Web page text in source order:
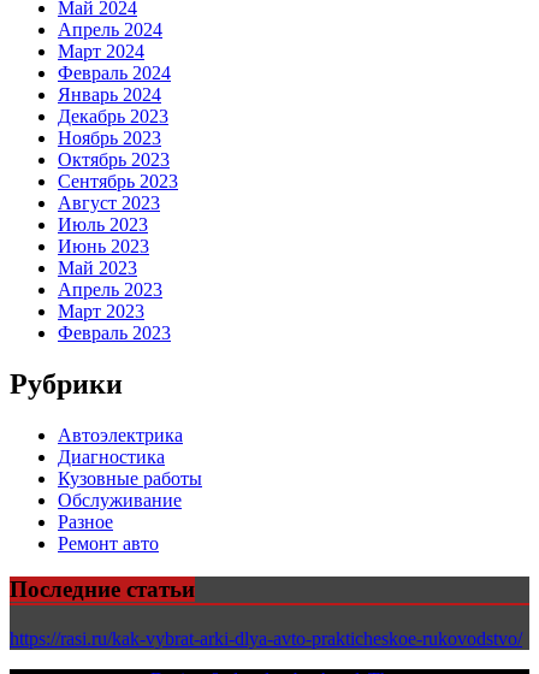
Май 2024
Апрель 2024
Март 2024
Февраль 2024
Январь 2024
Декабрь 2023
Ноябрь 2023
Октябрь 2023
Сентябрь 2023
Август 2023
Июль 2023
Июнь 2023
Май 2023
Апрель 2023
Март 2023
Февраль 2023
Рубрики
Автоэлектрика
Диагностика
Кузовные работы
Обслуживание
Разное
Ремонт авто
Последние статьи
https://rasi.ru/kak-vybrat-arki-dlya-avto-prakticheskoe-rukovodstvo/